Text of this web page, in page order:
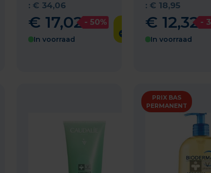
: € 34,06
€ 17,02 - 50%
In voorraad
: € 18,95
€ 12,32 -
In voorraad
PRIX BAS
PERMANENT